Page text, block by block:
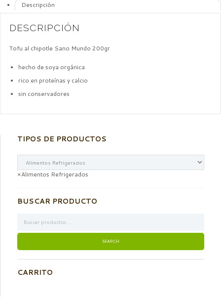
Descripción
DESCRIPCIÓN
Tofu al chipotle Sano Mundo 200gr
hecho de soya orgánica
rico en proteínas y calcio
sin conservadores
TIPOS DE PRODUCTOS
×Alimentos Refrigerados
BUSCAR PRODUCTO
CARRITO